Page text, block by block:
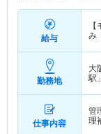
給与
み
勤務地
大
駅
仕事内容
管
理